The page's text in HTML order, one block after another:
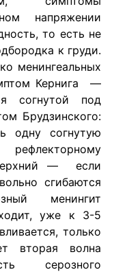
напряжении
то есть не
к груди.
менингеальных
Кернига —
согнутой под
Брудзинского:
одну согнутую
— если
сгибаются
менингит
уже к 3-5
только
вторая волна
серозного